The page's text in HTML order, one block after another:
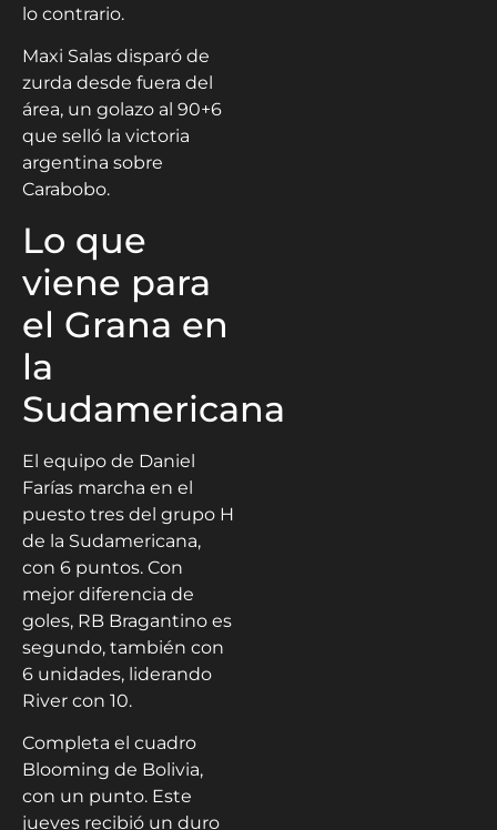
lo contrario.
Maxi Salas disparó de
zurda desde fuera del
área, un golazo al 90+6
que selló la victoria
argentina sobre
Carabobo.
Lo que
viene para
el Grana en
la
Sudamericana
El equipo de Daniel
Farías marcha en el
puesto tres del grupo H
de la Sudamericana,
con 6 puntos. Con
mejor diferencia de
goles, RB Bragantino es
segundo, también con
6 unidades, liderando
River con 10.
Completa el cuadro
Blooming de Bolivia,
con un punto. Este
jueves recibió un duro